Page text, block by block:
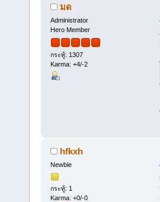
มด
Administrator
Hero Member
กระทู้: 1307
Karma: +4/-2
hfkxh
Newbie
กระทู้: 1
Karma: +0/-0